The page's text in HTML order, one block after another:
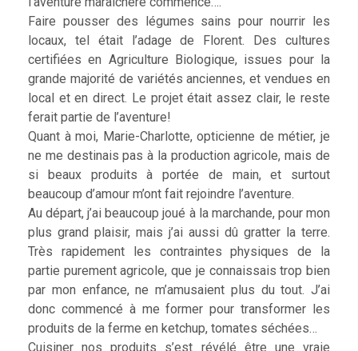
Faire pousser des légumes sains pour nourrir les
locaux, tel était l’adage de Florent. Des cultures
certifiées en Agriculture Biologique, issues pour la
grande majorité de variétés anciennes, et vendues en
local et en direct. Le projet était assez clair, le reste
ferait partie de l’aventure!
Quant à moi, Marie-Charlotte, opticienne de métier, je
ne me destinais pas à la production agricole, mais de
si beaux produits à portée de main, et surtout
beaucoup d’amour m’ont fait rejoindre l’aventure.
Au départ, j’ai beaucoup joué à la marchande, pour mon
plus grand plaisir, mais j’ai aussi dû gratter la terre.
Très rapidement les contraintes physiques de la
partie purement agricole, que je connaissais trop bien
par mon enfance, ne m’amusaient plus du tout. J’ai
donc commencé à me former pour transformer les
produits de la ferme en ketchup, tomates séchées…
Cuisiner nos produits s’est révélé être une vraie